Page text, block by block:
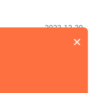
2023-12-20
×